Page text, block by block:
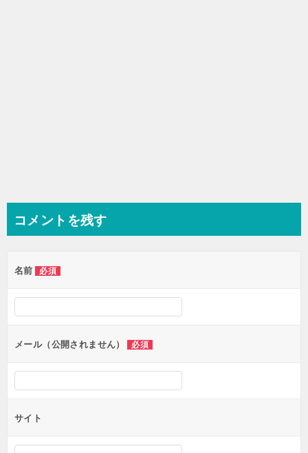
コメントを残す
名前 必須
メール（公開されません） 必須
サイト